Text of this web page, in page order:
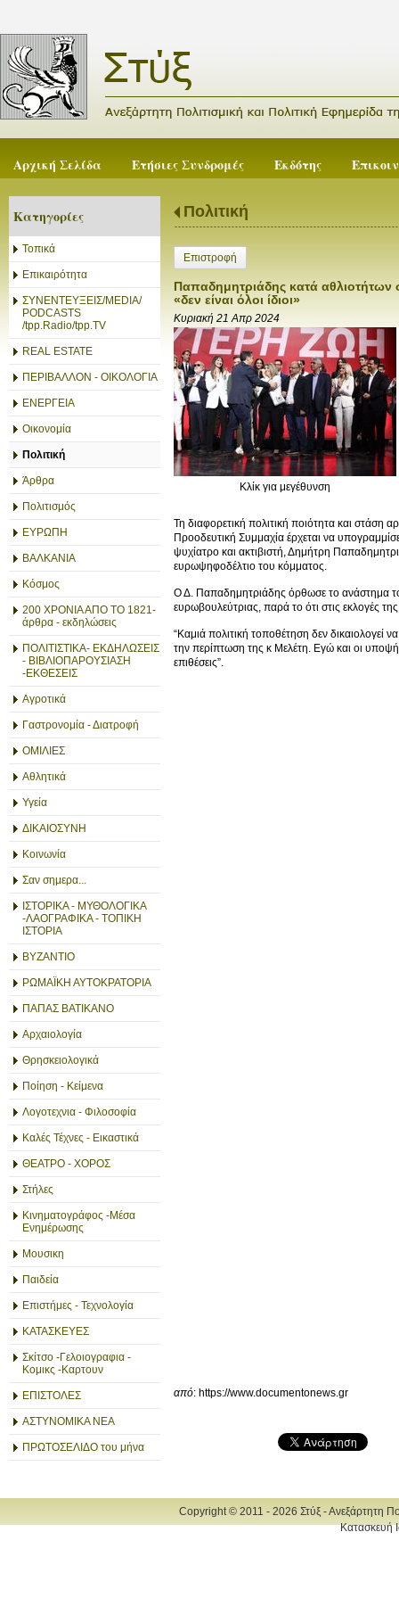
Αρχική Σελίδα Ετήσιες Συνδρομές Εκδότης
Κατηγορίες
Τοπικά
Επικαιρότητα
ΣΥΝΕΝΤΕΥΞΕΙΣ/MEDIA/
PODCASTS
/tpp.Radio/tpp.TV
REAL ESTATE
ΠΕΡΙΒΑΛΛΟΝ - ΟΙΚΟΛΟΓΙΑ
ΕΝΕΡΓΕΙΑ
Οικονομία
Πολιτική
Άρθρα
Πολιτισμός
ΕΥΡΩΠΗ
ΒΑΛΚΑΝΙΑ
Κόσμος
200 ΧΡΟΝΙΑ ΑΠΟ ΤΟ 1821-
άρθρα - εκδηλώσεις
ΠΟΛΙΤΙΣΤΙΚΑ- ΕΚΔΗΛΩΣΕΙΣ
- ΒΙΒΛΙΟΠΑΡΟΥΣΙΑΣΗ
-ΕΚΘΕΣΕΙΣ
Αγροτικά
Γαστρονομία - Διατροφή
ΟΜΙΛΙΕΣ
Αθλητικά
Υγεία
ΔΙΚΑΙΟΣΥΝΗ
Κοινωνία
Σαν σημερα...
ΙΣΤΟΡΙΚΑ - ΜΥΘΟΛΟΓΙΚΑ
-ΛΑΟΓΡΑΦΙΚΑ - ΤΟΠΙΚΗ
ΙΣΤΟΡΙΑ
ΒΥΖΑΝΤΙΟ
ΡΩΜΑΪΚΗ ΑΥΤΟΚΡΑΤΟΡΙΑ
ΠΑΠΑΣ ΒΑΤΙΚΑΝΟ
Αρχαιολογία
Θρησκειολογικά
Ποίηση - Κείμενα
Λογοτεχνια - Φιλοσοφία
Καλές Τέχνες - Εικαστικά
ΘΕΑΤΡΟ - ΧΟΡΟΣ
Στήλες
Κινηματογράφος -Μέσα
Ενημέρωσης
Μουσικη
Παιδεία
Επιστήμες - Τεχνολογία
ΚΑΤΑΣΚΕΥΕΣ
Σκίτσο -Γελοιογραφια -
Κομικς -Καρτουν
ΕΠΙΣΤΟΛΕΣ
ΑΣΤΥΝΟΜΙΚΑ ΝΕΑ
ΠΡΩΤΟΣΕΛΙΔΟ του μήνα
Πολιτική
Επιστροφή
Παπαδημητριάδης κατά αθλιοτήτων
«δεν είναι όλοι ίδιοι»
Κυριακή 21 Απρ 2024
Κλίκ για μεγέθυνση
Τη διαφορετική πολιτική ποιότητα και
Προοδευτική Συμμαχία έρχεται να
ψυχίατρο και ακτιβιστή, Δημήτρη
ευρωψηφοδέλτιο του κόμματος.
Ο Δ. Παπαδημητριάδης όρθωσε το ανάστημα
ευρωβουλεύτριας, παρά το ότι στις εκλογές
“Καμιά πολιτική τοποθέτηση δεν δικαιολογεί
την περίπτωση της κ Μελέτη. Εγώ και οι
επιθέσεις”.
από: https://www.documentonews.gr
Copyright © 2011 - 2026 Στύξ - Ανεξάρτητη
Κατασκευή